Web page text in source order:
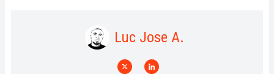
Luc Jose A.